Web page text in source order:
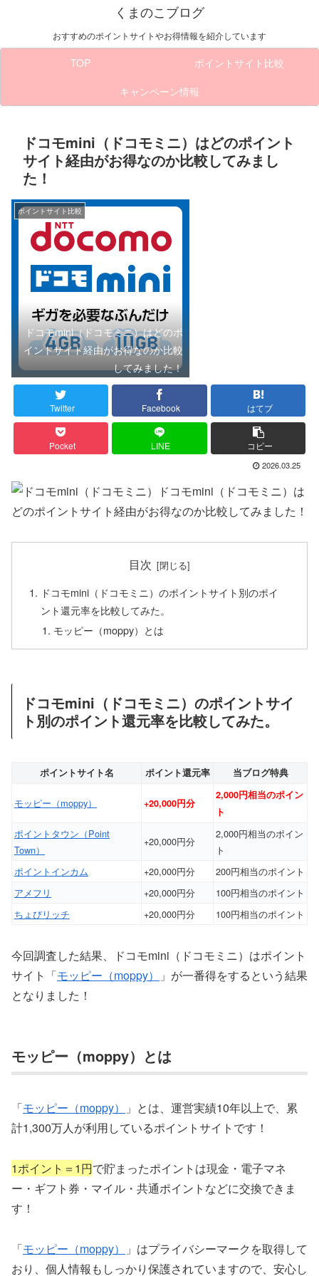
くまのこブログ
おすすめのポイントサイトやお得情報を紹介しています
TOP
ポイントサイト比較
キャンペーン情報
ドコモmini（ドコモミニ）はどのポイント
サイト経由がお得なのか比較してみまし
た！
ポイントサイト比較
ドコモmini（ドコモミニ）はどのポ
イントサイト経由がお得なのか比較
してみました！
Twitter Facebook はてブ
Pocket LINE コピー
2026.03.25
ドコモmini（ドコモミニ）は
どのポイントサイト経由がお得なのか比較してみました！
目次
ドコモmini（ドコモミニ）のポイントサイト別のポイ
ント還元率を比較してみた。
モッピー（moppy）とは
ドコモmini（ドコモミニ）のポイントサイ
ト別のポイント還元率を比較してみた。
ポイントサイト名 ポイント還元率 当ブログ特典
モッピー（moppy） +20,000円分
2,000円相当のポイン
ト
ポイントタウン（Point
Town）
+20,000円分
2,000円相当のポイン
ト
ポイントインカム
+20,000円分
200円相当のポイント
アメフリ
+20,000円分
100円相当のポイント
ちょびリッチ
+20,000円分 100円相当のポイント
今回調査した結果、ドコモmini（ドコモミニ）はポイント
サイト「モッピー（moppy）
」が一番得をするという結果
となりました！
モッピー（moppy）とは
「モッピー（moppy）
」とは、運営実績10年以上で、累
計1,300万人が利用しているポイントサイトです！
1ポイント＝1円で貯まったポイントは現金・電子マネ
ー・ギフト券・マイル・共通ポイントなどに交換できま
す！
「モッピー（moppy）
」はプライバシーマークを取得して
おり、個人情報もしっかり保護されていますので、安心し